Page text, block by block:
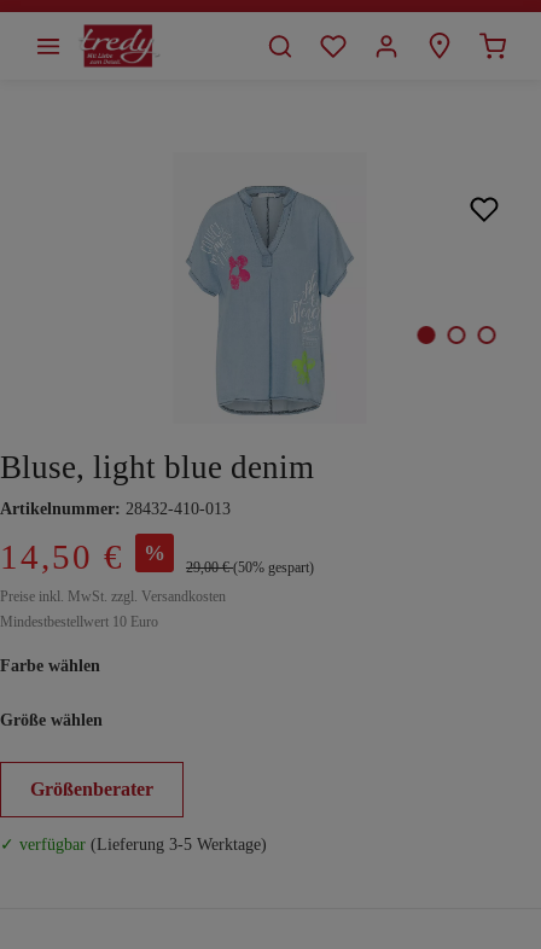
springen
Bluse, light blue denim
Artikelnummer: 28432-410-013
14,50 € %
29,00 €(50% gespart)
Preise inkl. MwSt. zzgl. Versandkosten
Mindestbestellwert 10 Euro
Farbe wählen
Größe wählen
Größenberater
✓ verfügbar (Lieferung 3-5 Werktage)